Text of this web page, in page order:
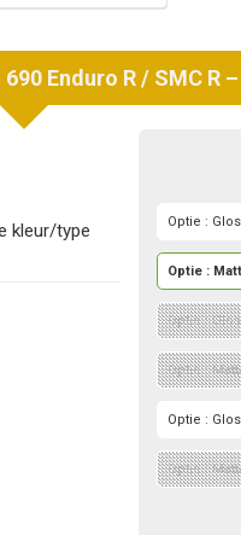
690 Enduro R / SMC R
kleur/type
Optie :
Optie :
Optie :
Optie :
Optie :
Optie :